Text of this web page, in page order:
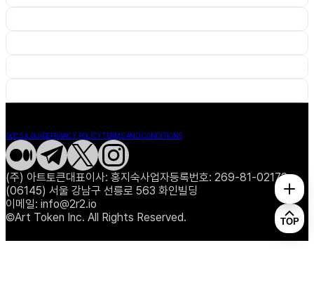
TOP
DOCS & GUIDEPRIVACY POLICYTERMS AND CONDITIONS
(주) 아트토큰대표이사: 홍지숙사업자등록번호: 269-81-02173
(06145) 서울 강남구 선릉로 563 화인빌딩
이메일: info@2r2.io
©Art Token Inc. All Rights Reserved.